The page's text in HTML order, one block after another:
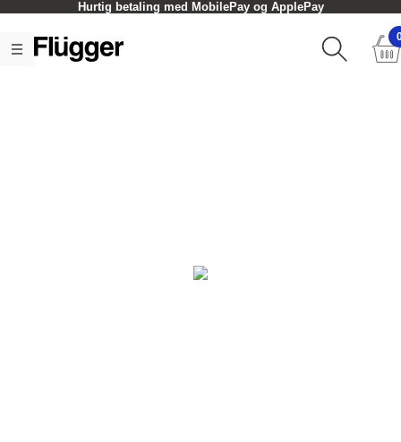
Hurtig betaling med MobilePay og ApplePay